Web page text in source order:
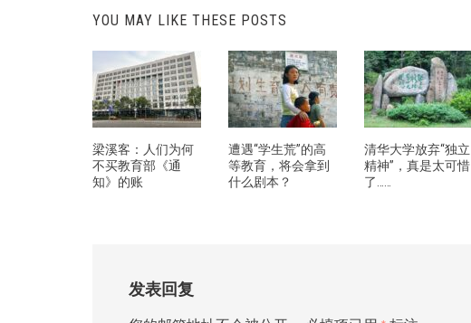
YOU MAY LIKE THESE POSTS
梁溪客：人们为何
不买教育部《通
知》的账
遭遇“学生荒”的高
等教育，将会拿到
什么剧本？
清华大学放弃“独立
精神”，真是太可惜
了……
发表回复